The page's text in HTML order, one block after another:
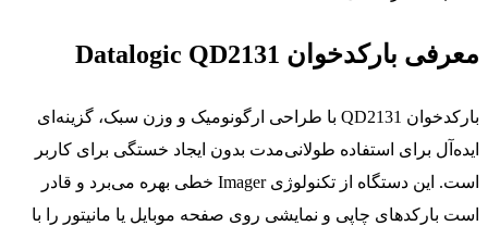
معرفی بارکدخوان Datalogic QD2131
بارکدخوان QD2131 با طراحی ارگونومیک و وزن سبک، گزینه‌ای
ایده‌آل برای استفاده طولانی‌مدت بدون ایجاد خستگی برای کاربر
است. این دستگاه از تکنولوژی Imager خطی بهره می‌برد و قادر
است بارکدهای چاپی و نمایشی روی صفحه موبایل یا مانیتور را با